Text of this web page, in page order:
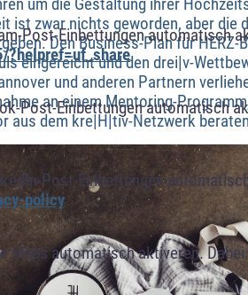
Post-Einbettungen automatisch
Post-Einbettungen automatisch
Post-Einbettungen
policy
Maps automatisch aktiveren.
um die Gestaltung ihrer
ist zwar nichts geworden, aber die
Den Business-Plan für HERZ-
eingereicht und den drei|v-
und anderen Partnern
an einem Mentoring-
aus dem kre|H|tiv-Netzwerk